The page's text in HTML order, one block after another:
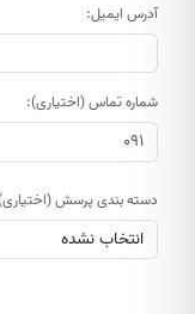
آدرس ایمیل:
شماره تماس (اختیاری):
دسته بندی پرسش